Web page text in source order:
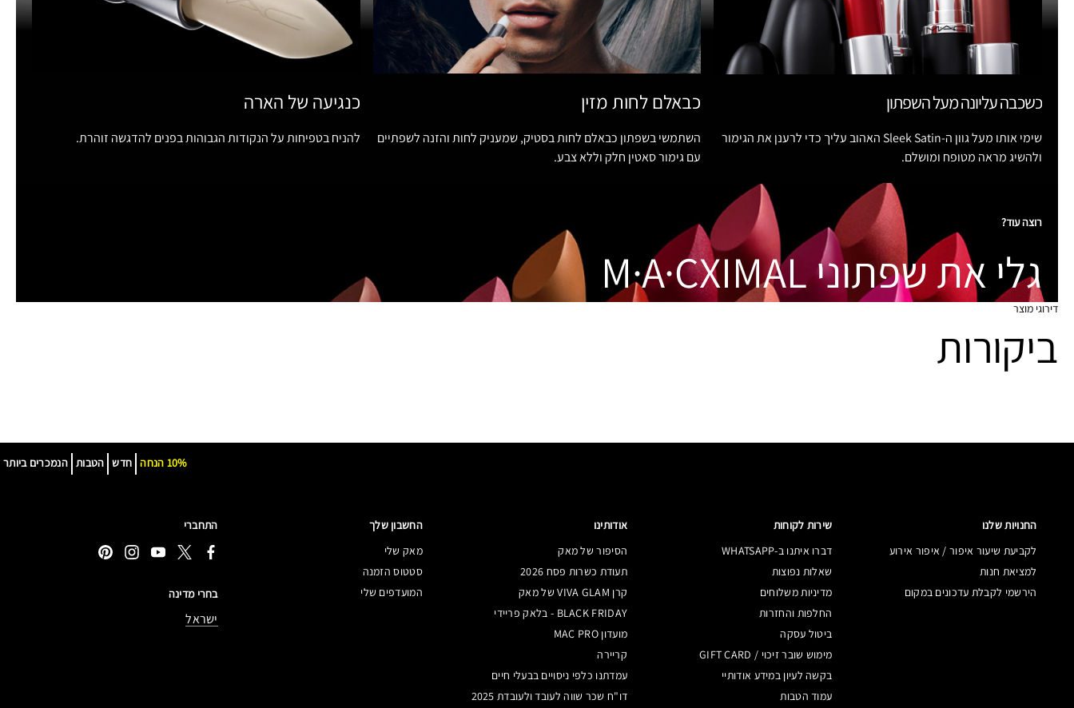
כשכבה עליונה מעל השפתון
שימי אותו מעל גוון ה-Sleek Satin האהוב עליך כדי לרענן את הגימור
ולהשיג מראה מטופח ומושלם.
כבאלם לחות מזין
השתמשי בשפתון כבאלם לחות בסטיק, שמעניק לחות והזנה לשפתיים
עם גימור סאטין חלק וללא צבע.
כנגיעה של הארה
להניח בטפיחות על הנקודות הגבוהות בפנים להדגשה זוהרת.
רוצה עוד?
גלי את שפתוני M·A·CXIMAL
דירוגי מוצר
ביקורות
הנמכרים ביותר הטבות חדש 10% הנחה
החנויות שלנו
לקביעת שיעור איפור / איפור אירוע
למציאת חנות
הירשמי לקבלת עדכונים במקום
שירות לקוחות
דברו איתנו ב-WHATSAPP
שאלות נפוצות
מדיניות משלוחים
החלפות והחזרות
ביטול עסקה
מימוש שובר זיכוי / GIFT CARD
בקשה לעיון במידע אודותיי
עמוד הטבות
אודותינו
הסיפור של מאק
תעודת כשרות פסח 2026
קרן VIVA GLAM של מאק
BLACK FRIDAY - בלאק פריידי
מועדון MAC PRO
קריירה
עמדתנו כלפי ניסויים בבעלי חיים
דו"ח שכר שווה לעובד ולעובדת 2025
החשבון שלך
מאק שלי
סטטוס הזמנה
המועדפים שלי
התחברי
בחרי מדינה
ישראל